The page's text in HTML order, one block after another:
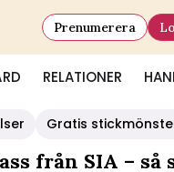
RELATIONER
Prenumerera
Gratis
från SIA – så